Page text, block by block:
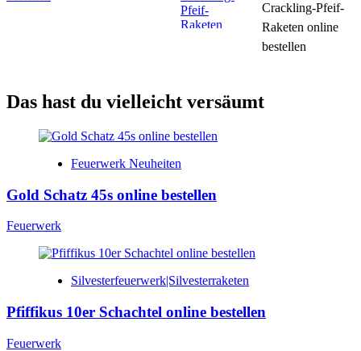
Crackling-Pfeif-
Raketen online
bestellen
Das hast du vielleicht versäumt
Feuerwerk Neuheiten
Gold Schatz 45s online bestellen
Feuerwerk
Silvesterfeuerwerk|Silvesterraketen
Pfiffikus 10er Schachtel online bestellen
Feuerwerk